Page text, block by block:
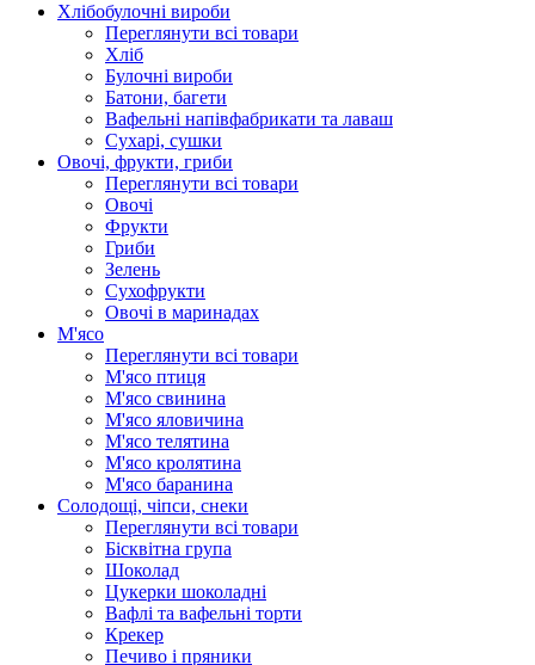
Хлібобулочні вироби
Переглянути всі товари
Хліб
Булочні вироби
Батони, багети
Вафельні напівфабрикати та лаваш
Сухарі, сушки
Овочі, фрукти, гриби
Переглянути всі товари
Овочі
Фрукти
Гриби
Зелень
Сухофрукти
Овочі в маринадах
М'ясо
Переглянути всі товари
М'ясо птиця
М'ясо свинина
М'ясо яловичина
М'ясо телятина
М'ясо кролятина
М'ясо баранина
Солодощі, чіпси, снеки
Переглянути всі товари
Бісквітна група
Шоколад
Цукерки шоколадні
Вафлі та вафельні торти
Крекер
Печиво і пряники